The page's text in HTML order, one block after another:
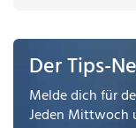
Der Tips-
Melde dich für
Jeden Mittwoch